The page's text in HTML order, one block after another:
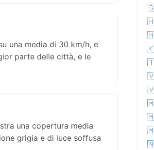
una media di 30 km/h, e
parte delle città, e le
una copertura media
grigia e di luce soffusa